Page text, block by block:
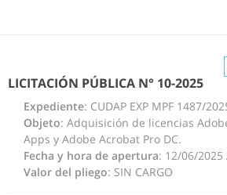
LICITACIÓN PÚBLICA N° 10-2025
Expediente: CUDAP EXP MPF 1487/
Objeto: Adquisición de licencias
Apps y Adobe Acrobat Pro DC.
Fecha y hora de apertura: 12/06/2025
Valor del pliego: SIN CARGO